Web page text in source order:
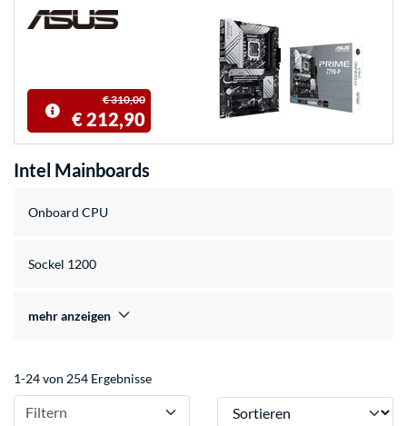
€ 310,00
€ 212,90
Intel Mainboards
Onboard CPU
Sockel 1200
mehr anzeigen
1-24 von 254 Ergebnisse
Filtern Sortieren